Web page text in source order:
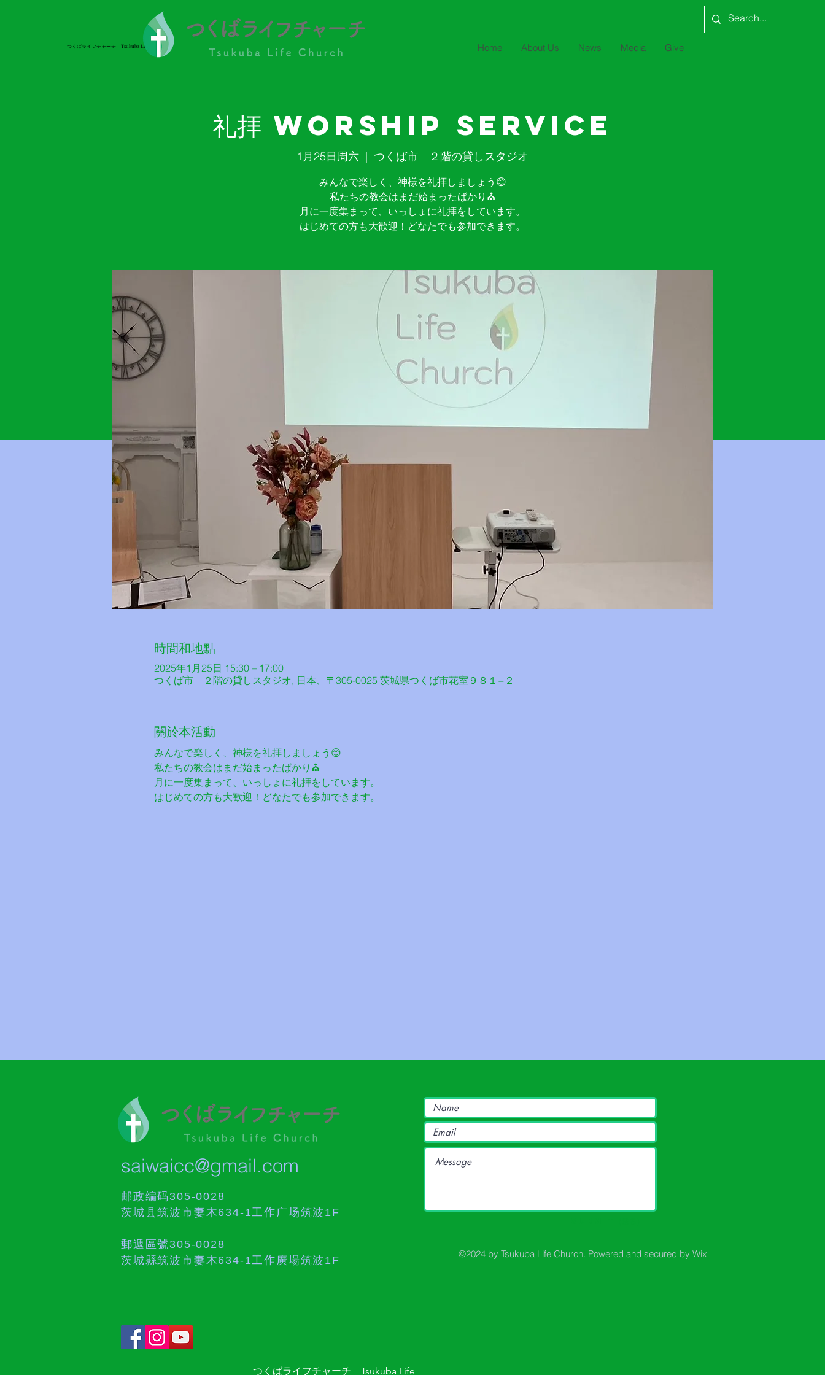
つくばライフチャーチ Tsukuba Life Church
つくばライフチャーチ Tsukuba Life Church Home About Us News Media Give
礼拝 Worship Service
1月25日周六
  |
つくば市 ２階の貸しスタジオ
みんなで楽しく、神様を礼拝しましょう😊
私たちの教会はまだ始まったばかり⛪️
月に一度集まって、いっしょに礼拝をしています。
はじめての方も大歓迎！どなたでも参加できます。
時間和地點
2025年1月25日 15:30 – 17:00
つくば市 ２階の貸しスタジオ, 日本、〒305-0025 茨城県つくば市花室９８１−２
關於本活動
みんなで楽しく、神様を礼拝しましょう😊
私たちの教会はまだ始まったばかり⛪️
月に一度集まって、いっしょに礼拝をしています。
はじめての方も大歓迎！どなたでも参加できます。
saiwaicc@gmail.com
邮政编码305-0028
茨城县筑波市妻木634-1工作广场筑波1F
郵遞區號305-0028
茨城縣筑波市妻木634-1工作廣場筑波1F
©2024 by Tsukuba Life Church. Powered and secured by Wix
つくばライフチャーチ Tsukuba Life